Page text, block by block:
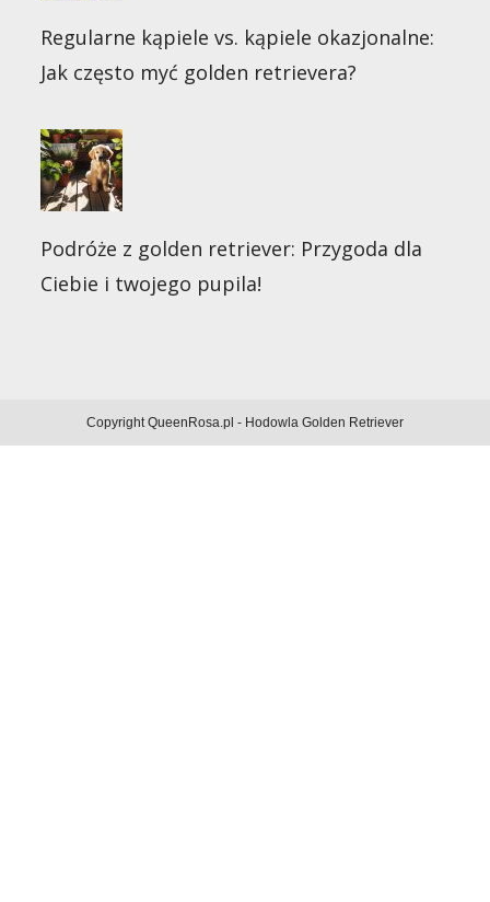
Regularne kąpiele vs. kąpiele okazjonalne:
Jak często myć golden retrievera?
Podróże z golden retriever: Przygoda dla
Ciebie i twojego pupila!
Copyright QueenRosa.pl - Hodowla Golden Retriever